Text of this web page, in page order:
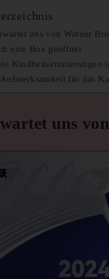
uns von Warner
eine Box geöffnet
Kindheitserinnerungen
für das
uns